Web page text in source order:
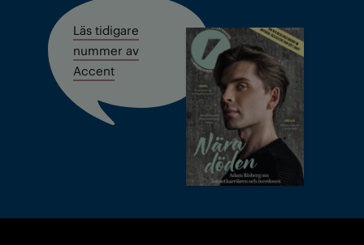
Läs tidigare
nummer av
Accent